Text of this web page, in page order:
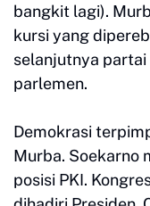
bangkit lagi).
kursi yang
selanjutnya partai
parlemen.
Demokrasi
Murba. Soekarno
posisi PKI.